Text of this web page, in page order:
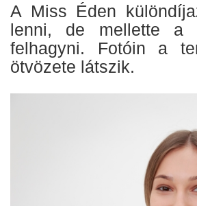
A Miss Éden
lenni, de mellette a
felhagyni. Fotóin a
ötvözete látszik.